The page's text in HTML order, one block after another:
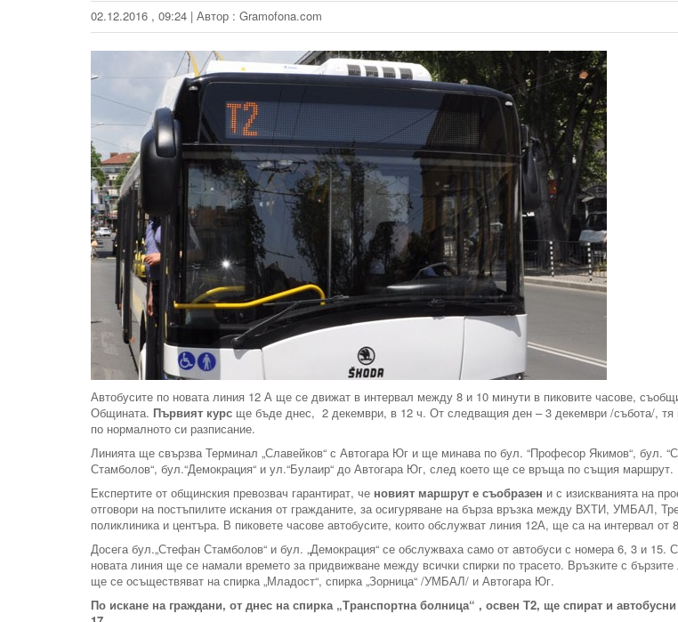
02.12.2016 , 09:24 | Автор : Gramofona.com
Автобусите по новата линия 12 А ще се движат в интервал между 8 и 10 минути в пиковите часове,
Общината. Първият курс ще бъде днес, 2 декември, в 12 ч. От следващия ден – 3 декември /събота/,
по нормалното си разписание.
Линията ще свързва Терминал „Славейков“ с Автогара Юг и ще минава по бул. “Професор Якимов“, бул.
Стамболов“, бул.“Демокрация“ и ул.“Булаир“ до Автогара Юг, след което ще се връща по същия маршрут.
Експертите от общинския превозвач гарантират, че новият маршрут е съобразен и с изискванията на
отговори на постъпилите искания от гражданите, за осигуряване на бърза връзка между ВХТИ, УМБАЛ,
поликлиника и центъра. В пиковете часове автобусите, които обслужват линия 12А, ще са на интервал от
Досега бул.„Стефан Стамболов“ и бул. „Демокрация“ се обслужваха само от автобуси с номера 6, 3 и 15.
новата линия ще се намали времето за придвижване между всички спирки по трасето. Връзките с
ще се осъществяват на спирка „Младост“, спирка „Зорница“ /УМБАЛ/ и Автогара Юг.
По искане на граждани, от днес на спирка „Транспортна болница“ , освен Т2, ще спират и